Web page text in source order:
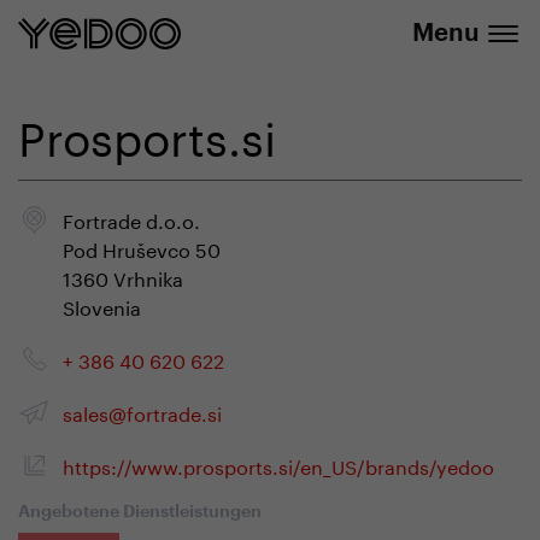
Menu
Prosports.si
Fortrade d.o.o.
Pod Hruševco 50
1360 Vrhnika
Slovenia
+ 386 40 620 622
sales@fortrade.si
https://www.prosports.si/en_US/brands/yedoo
Angebotene Dienstleistungen